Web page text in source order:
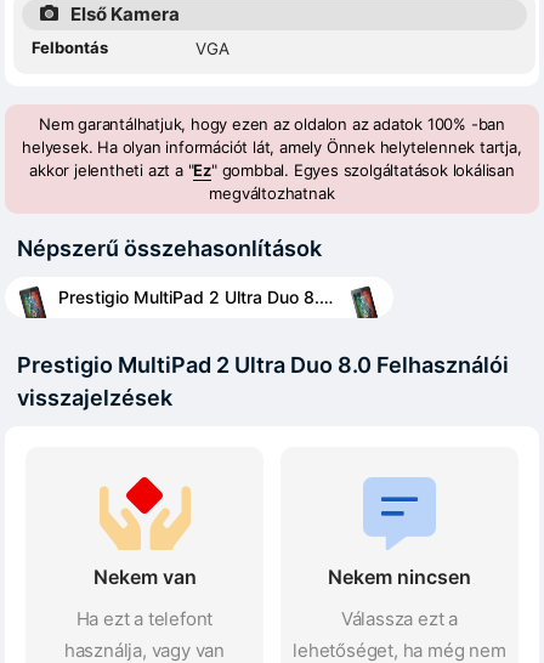
Első Kamera
Felbontás VGA
Nem garantálhatjuk, hogy ezen az oldalon az adatok 100% -ban
helyesek. Ha olyan információt lát, amely Önnek helytelennek tartja,
akkor jelentheti azt a "Ez" gombbal. Egyes szolgáltatások lokálisan
megváltozhatnak
Népszerű összehasonlítások
Prestigio MultiPad 2 Ultra Duo 8.0 vs Prestigio MultiPad 2 Prime Duo 8.0
Prestigio MultiPad 2 Ultra Duo 8.0 Felhasználói
visszajelzések
Nekem van
Ha ezt a telefont
használja, vagy van
Nekem nincsen
Válassza ezt a
lehetőséget, ha még nem